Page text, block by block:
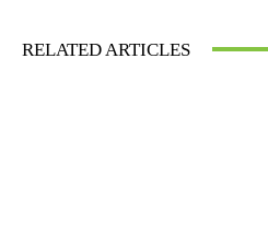
RELATED ARTICLES